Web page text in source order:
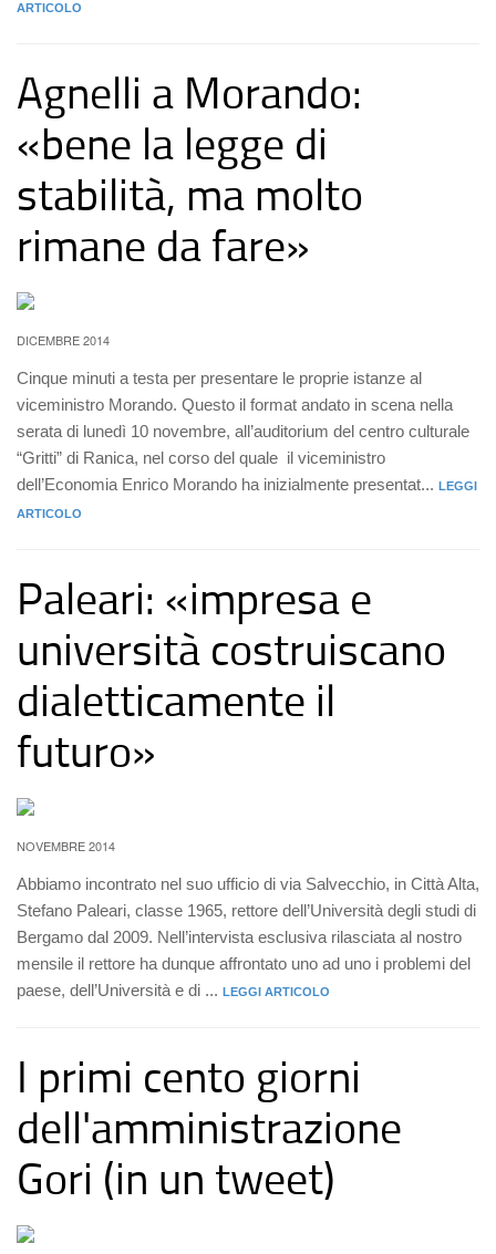
ARTICOLO
Agnelli a Morando:
«bene la legge di
stabilità, ma molto
rimane da fare»
DICEMBRE 2014
Cinque minuti a testa per presentare le proprie istanze al
viceministro Morando. Questo il format andato in scena nella
serata di lunedì 10 novembre, all’auditorium del centro culturale
“Gritti” di Ranica, nel corso del quale il viceministro
dell’Economia Enrico Morando ha inizialmente presentat... LEGGI
ARTICOLO
Paleari: «impresa e
università costruiscano
dialetticamente il
futuro»
NOVEMBRE 2014
Abbiamo incontrato nel suo ufficio di via Salvecchio, in Città Alta,
Stefano Paleari, classe 1965, rettore dell’Università degli studi di
Bergamo dal 2009. Nell’intervista esclusiva rilasciata al nostro
mensile il rettore ha dunque affrontato uno ad uno i problemi del
paese, dell’Università e di ... LEGGI ARTICOLO
I primi cento giorni
dell'amministrazione
Gori (in un tweet)